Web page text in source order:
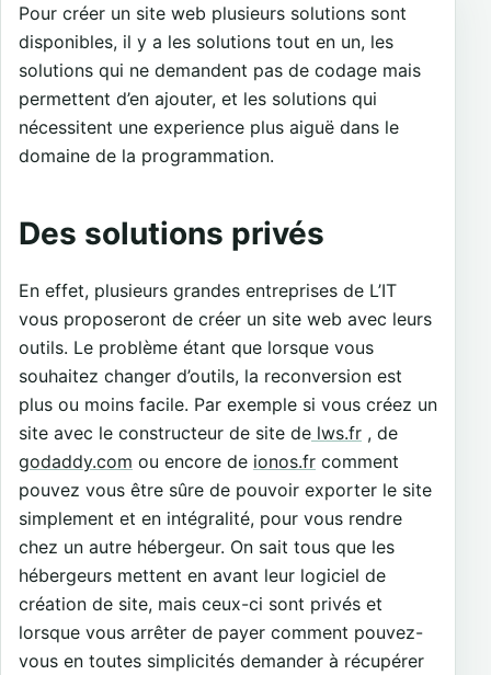
Pour créer un site web plusieurs solutions sont
disponibles, il y a les solutions tout en un, les
solutions qui ne demandent pas de codage mais
permettent d’en ajouter, et les solutions qui
nécessitent une experience plus aiguë dans le
domaine de la programmation.
Des solutions privés
En effet, plusieurs grandes entreprises de L’IT
vous proposeront de créer un site web avec leurs
outils. Le problème étant que lorsque vous
souhaitez changer d’outils, la reconversion est
plus ou moins facile. Par exemple si vous créez un
site avec le constructeur de site de lws.fr , de
godaddy.com ou encore de ionos.fr comment
pouvez vous être sûre de pouvoir exporter le site
simplement et en intégralité, pour vous rendre
chez un autre hébergeur. On sait tous que les
hébergeurs mettent en avant leur logiciel de
création de site, mais ceux-ci sont privés et
lorsque vous arrêter de payer comment pouvez-
vous en toutes simplicités demander à récupérer